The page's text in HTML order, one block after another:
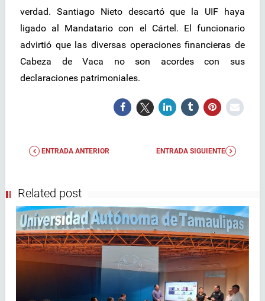
verdad. Santiago Nieto descartó que la UIF haya
ligado al Mandatario con el Cártel. El funcionario
advirtió que las diversas operaciones financieras de
Cabeza de Vaca no son acordes con sus
declaraciones patrimoniales.
ENTRADA ANTERIOR ENTRADA SIGUIENTE
Related post